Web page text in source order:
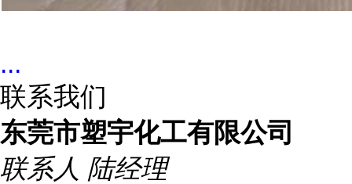
...
联系我们
东莞市塑宇化工有限公司
联系人 陆经理